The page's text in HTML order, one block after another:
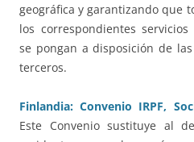
geográfica y garantizando que
los correspondientes
se pongan a disposición de
terceros.
Finlandia: Convenio IRPF,
Este Convenio sustituye al